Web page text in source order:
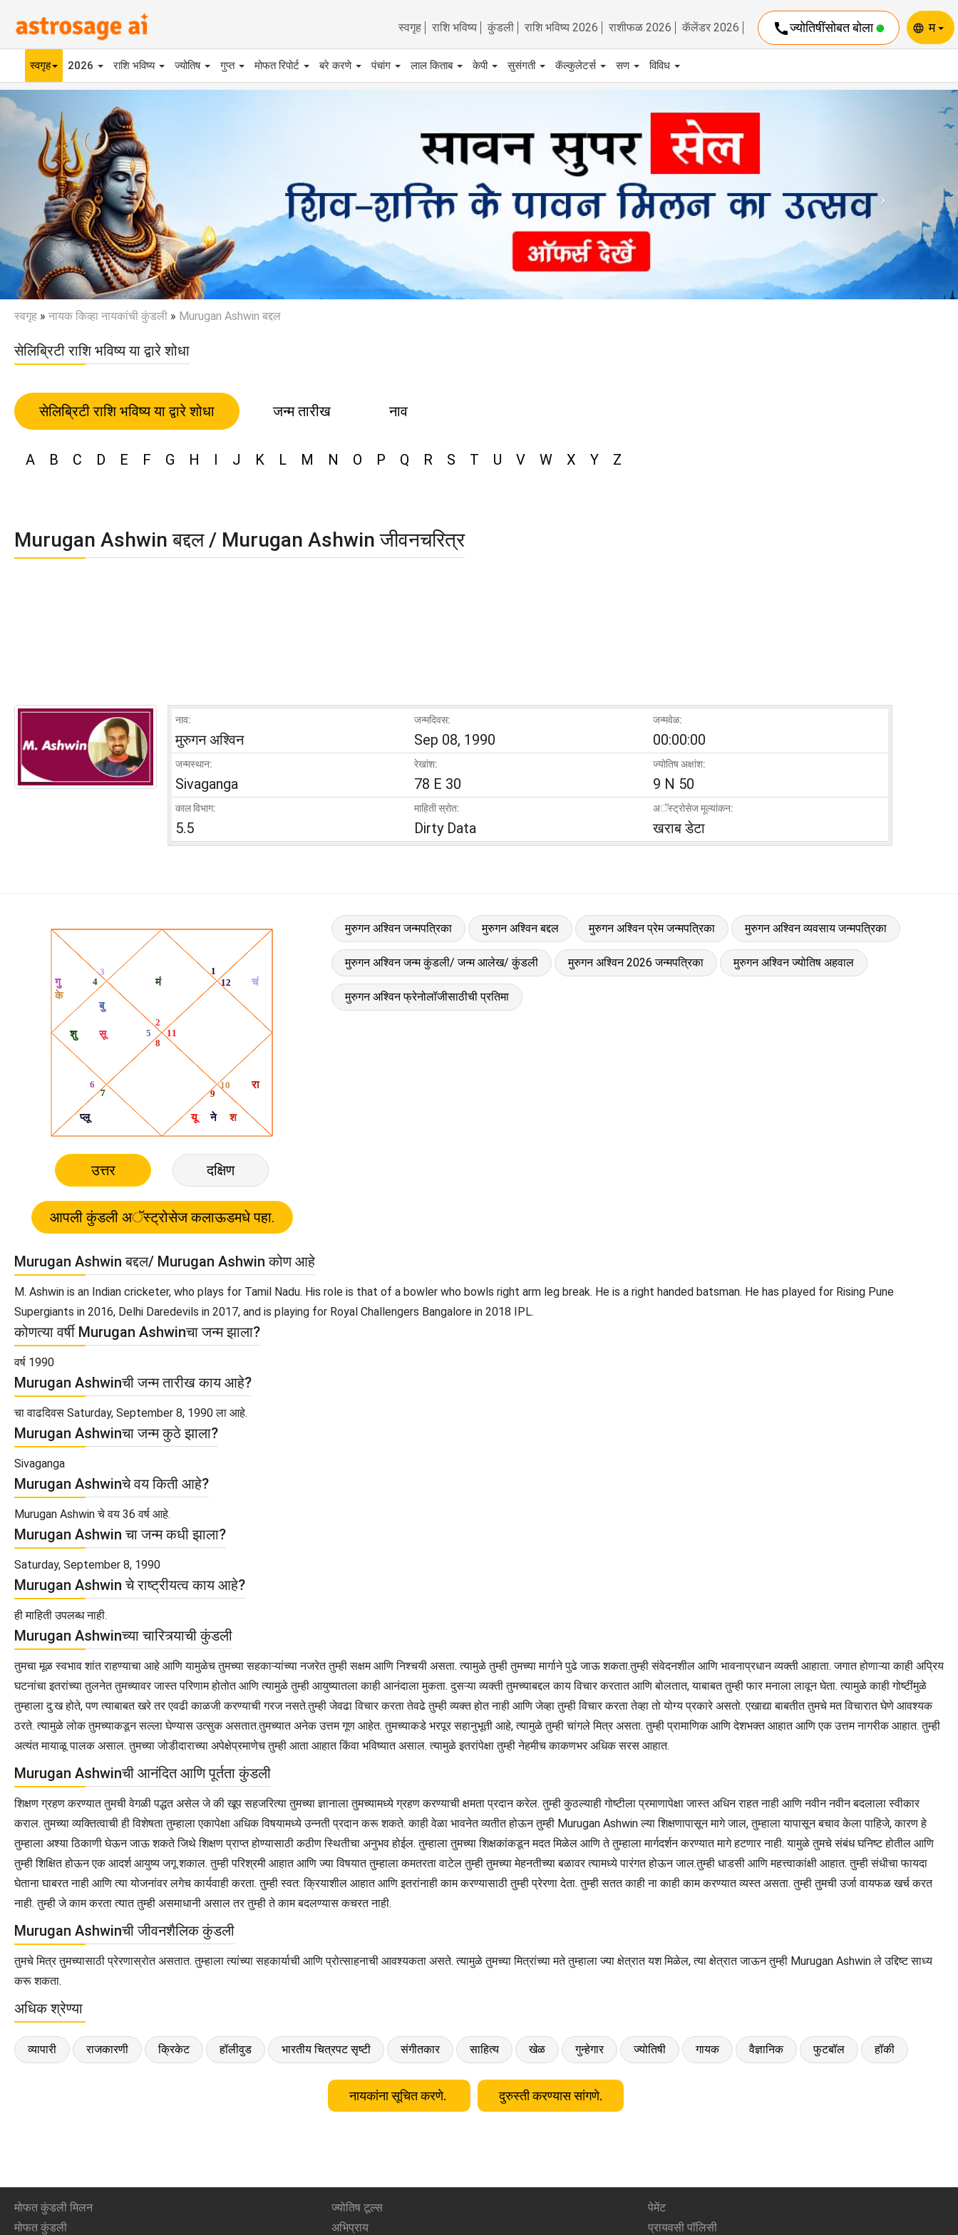
स्वगृह राशि भविष्य कुंडली राशि भविष्य 2026 राशीफळ 2026 कॅलेंडर 2026 callज्योतिषींसोबत बोला language म
स्वगृह 2026 राशि भविष्य ज्योतिष गुप्त मोफत रिपोर्ट बरे करणे पंचांग लाल किताब केपी सुसंगती कॅल्कुलेटर्स सण विविध
Previous
स्वगृह » नायक किव्हा नायकांची कुंडली » Murugan Ashwin बद्दल
सेलिब्रिटी राशि भविष्य या द्वारे शोधा
सेलिब्रिटी राशि भविष्य या द्वारे शोधा जन्म तारीख नाव
A B C D E F G H I J K L M N O P Q R S T U V W X Y Z
Murugan Ashwin बद्दल / Murugan Ashwin जीवनचरित्र
नाव:
मुरुगन अश्विन
जन्मदिवस:
Sep 08, 1990
जन्मवेळ:
00:00:00
जन्मस्थान:
Sivaganga
रेखांश:
78 E 30
ज्योतिष अक्षांश:
9 N 50
काल विभाग:
5.5
माहिती स्रोत:
Dirty Data
अॅस्ट्रोसेज मूल्यांकन:
खराब डेटा
उत्तर दक्षिण
मुरुगन अश्विन जन्मपत्रिका मुरुगन अश्विन बद्दल मुरुगन अश्विन प्रेम जन्मपत्रिका मुरुगन अश्विन व्यवसाय जन्मपत्रिका
मुरुगन अश्विन जन्म कुंडली/ जन्म आलेख/ कुंडली मुरुगन अश्विन 2026 जन्मपत्रिका मुरुगन अश्विन ज्योतिष अहवाल
मुरुगन अश्विन फ्रेनोलॉजीसाठीची प्रतिमा
Murugan Ashwin बद्दल/ Murugan Ashwin कोण आहे
M. Ashwin is an Indian cricketer, who plays for Tamil Nadu. His role is that of a bowler who bowls right arm leg break. He is a right handed batsman. He has played for Rising Pune
Supergiants in 2016, Delhi Daredevils in 2017, and is playing for Royal Challengers Bangalore in 2018 IPL.
कोणत्या वर्षी Murugan Ashwinचा जन्म झाला?
वर्ष 1990
Murugan Ashwinची जन्म तारीख काय आहे?
चा वाढदिवस Saturday, September 8, 1990 ला आहे.
Murugan Ashwinचा जन्म कुठे झाला?
Sivaganga
Murugan Ashwinचे वय किती आहे?
Murugan Ashwin चे वय 36 वर्ष आहे.
Murugan Ashwin चा जन्म कधी झाला?
Saturday, September 8, 1990
Murugan Ashwin चे राष्ट्रीयत्व काय आहे?
ही माहिती उपलब्ध नाही.
Murugan Ashwinच्या चारित्र्याची कुंडली
तुमचा मूळ स्वभाव शांत राहण्याचा आहे आणि यामुळेच तुमच्या सहकाऱ्यांच्या नजरेत तुम्ही सक्षम आणि निश्चयी असता. त्यामुळे तुम्ही तुमच्या मार्गाने पुढे जाऊ शकता.तुम्ही संवेदनशील आणि भावनाप्रधान व्यक्ती आहाता. जगात होणाऱ्या काही अप्रिय
घटनांचा इतरांच्या तुलनेत तुमच्यावर जास्त परिणाम होतोत आणि त्यामुळे तुम्ही आयुष्यातला काही आनंदाला मुकता. दुसऱ्या व्यक्ती तुमच्याबद्दल काय विचार करतात आणि बोलतात, याबाबत तुम्ही फार मनाला लावून घेता. त्यामुळे काही गोष्टींमुळे
तुम्हाला दु:ख होते, पण त्याबाबत खरे तर एवढी काळजी करण्याची गरज नसते.तुम्ही जेवढा विचार करता तेवढे तुम्ही व्यक्त होत नाही आणि जेव्हा तुम्ही विचार करता तेव्हा तो योग्य प्रकारे असतो. एखाद्या बाबतीत तुमचे मत विचारात घेणे आवश्यक
ठरते. त्यामुळे लोक तुमच्याकडून सल्ला घेण्यास उत्सुक असतात.तुमच्यात अनेक उत्तम गूण आहेत. तुमच्याकडे भरपूर सहानुभूती आहे, त्यामुळे तुम्ही चांगले मित्र असता. तुम्ही प्रामाणिक आणि देशभक्त आहात आणि एक उत्तम नागरीक आहात. तुम्ही
अत्यंत मायाळू पालक असाल. तुमच्या जोडीदाराच्या अपेक्षेप्रमाणेच तुम्ही आता आहात किंवा भविष्यात असाल. त्यामुळे इतरांपेक्षा तुम्ही नेहमीच काकणभर अधिक सरस आहात.
Murugan Ashwinची आनंदित आणि पूर्तता कुंडली
शिक्षण ग्रहण करण्यात तुमची वेगळी पद्धत असेल जे की खूप सहजरित्या तुमच्या ज्ञानाला तुमच्यामध्ये ग्रहण करण्याची क्षमता प्रदान करेल. तुम्ही कुठल्याही गोष्टीला प्रमाणापेक्षा जास्त अधिन राहत नाही आणि नवीन नवीन बदलाला स्वीकार
कराल. तुमच्या व्यक्तित्वाची ही विशेषता तुम्हाला एकापेक्षा अधिक विषयामध्ये उन्नती प्रदान करू शकते. काही वेळा भावनेत व्यतीत होऊन तुम्ही Murugan Ashwin ल्या शिक्षणापासून मागे जाल, तुम्हाला यापासून बचाव केला पाहिजे, कारण हे
तुम्हाला अश्या ठिकाणी घेऊन जाऊ शकते जिथे शिक्षण प्राप्त होण्यासाठी कठीण स्थितीचा अनुभव होईल. तुम्हाला तुमच्या शिक्षकांकडून मदत मिळेल आणि ते तुम्हाला मार्गदर्शन करण्यात मागे हटणार नाही. यामुळे तुमचे संबंध घनिष्ट होतील आणि
तुम्ही शिक्षित होऊन एक आदर्श आयुष्य जगू शकाल. तुम्ही परिश्रमी आहात आणि ज्या विषयात तुम्हाला कमतरता वाटेल तुम्ही तुमच्या मेहनतीच्या बळावर त्यामध्ये पारंगत होऊन जाल.तुम्ही धाडसी आणि महत्त्वाकांक्षी आहात. तुम्ही संधीचा फायदा
घेताना घाबरत नाही आणि त्या योजनांवर लगेच कार्यवाही करता. तुम्ही स्वत: क्रियाशील आहात आणि इतरांनाही काम करण्यासाठी तुम्ही प्रेरणा देता. तुम्ही सतत काही ना काही काम करण्यात व्यस्त असता. तुम्ही तुमची उर्जा वायफळ खर्च करत
नाही. तुम्ही जे काम करता त्यात तुम्ही असमाधानी असाल तर तुम्ही ते काम बदलण्यास कचरत नाही.
Murugan Ashwinची जीवनशैलिक कुंडली
तुमचे मित्र तुमच्यासाठी प्रेरणास्रोत असतात. तुम्हाला त्यांच्या सहकार्याची आणि प्रोत्साहनाची आवश्यकता असते. त्यामुळे तुमच्या मित्रांच्या मते तुम्हाला ज्या क्षेत्रात यश मिळेल, त्या क्षेत्रात जाऊन तुम्ही Murugan Ashwin ले उद्दिष्ट साध्य
करू शकता.
अधिक श्रेण्या
व्यापारी राजकारणी क्रिकेट हॉलीवुड भारतीय चित्रपट सृष्टी संगीतकार साहित्य खेळ गुन्हेगार ज्योतिषी गायक वैज्ञानिक फुटबॉल हॉकी
नायकांना सूचित करणे. दुरुस्ती करण्यास सांगणे.
मोफत कुंडली मिलन
मोफत कुंडली
ज्योतिष टूल्स
अभिप्राय
पेमेंट
प्रायवसी पॉलिसी